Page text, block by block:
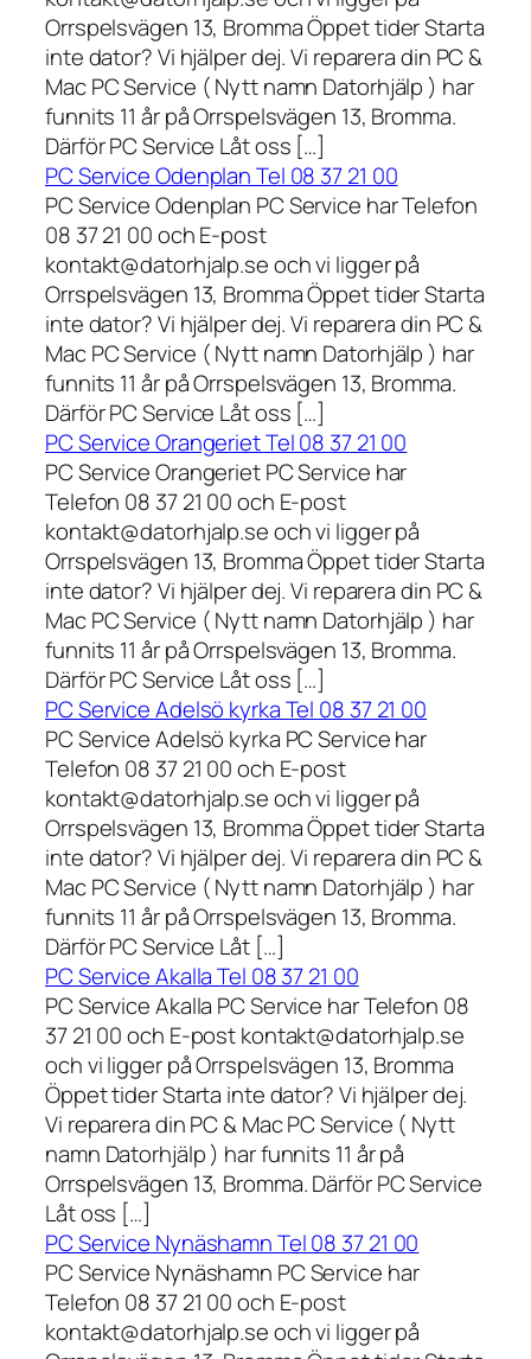
Orrspelsvägen 13, Bromma Öppet tider Starta
inte dator? Vi hjälper dej. Vi reparera din PC &
Mac PC Service ( Nytt namn Datorhjälp ) har
funnits 11 år på Orrspelsvägen 13, Bromma.
Därför PC Service Låt oss […]
PC Service Odenplan Tel 08 37 21 00
PC Service Odenplan PC Service har Telefon
08 37 21 00 och E-post
kontakt@datorhjalp.se och vi ligger på
Orrspelsvägen 13, Bromma Öppet tider Starta
inte dator? Vi hjälper dej. Vi reparera din PC &
Mac PC Service ( Nytt namn Datorhjälp ) har
funnits 11 år på Orrspelsvägen 13, Bromma.
Därför PC Service Låt oss […]
PC Service Orangeriet Tel 08 37 21 00
PC Service Orangeriet PC Service har
Telefon 08 37 21 00 och E-post
kontakt@datorhjalp.se och vi ligger på
Orrspelsvägen 13, Bromma Öppet tider Starta
inte dator? Vi hjälper dej. Vi reparera din PC &
Mac PC Service ( Nytt namn Datorhjälp ) har
funnits 11 år på Orrspelsvägen 13, Bromma.
Därför PC Service Låt oss […]
PC Service Adelsö kyrka Tel 08 37 21 00
PC Service Adelsö kyrka PC Service har
Telefon 08 37 21 00 och E-post
kontakt@datorhjalp.se och vi ligger på
Orrspelsvägen 13, Bromma Öppet tider Starta
inte dator? Vi hjälper dej. Vi reparera din PC &
Mac PC Service ( Nytt namn Datorhjälp ) har
funnits 11 år på Orrspelsvägen 13, Bromma.
Därför PC Service Låt […]
PC Service Akalla Tel 08 37 21 00
PC Service Akalla PC Service har Telefon 08
37 21 00 och E-post kontakt@datorhjalp.se
och vi ligger på Orrspelsvägen 13, Bromma
Öppet tider Starta inte dator? Vi hjälper dej.
Vi reparera din PC & Mac PC Service ( Nytt
namn Datorhjälp ) har funnits 11 år på
Orrspelsvägen 13, Bromma. Därför PC Service
Låt oss […]
PC Service Nynäshamn Tel 08 37 21 00
PC Service Nynäshamn PC Service har
Telefon 08 37 21 00 och E-post
kontakt@datorhjalp.se och vi ligger på